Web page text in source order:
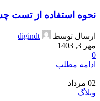
نحوه استفاده از تست
ارسال توسط
digindt
مهر 3, 1403
0
ادامه مطلب
02 مرداد
وبلاگ